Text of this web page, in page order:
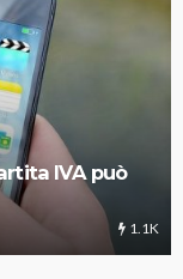
IVA può
1.1K